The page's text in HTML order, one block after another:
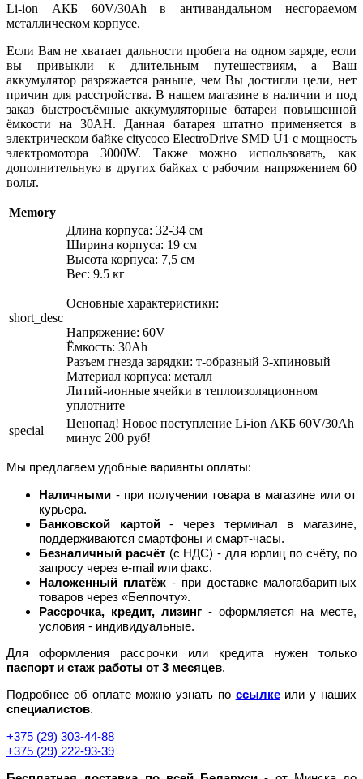
Li-ion АКБ 60V/30Ah
в антивандальном несгораемом
металлическом корпусе.
Если Вам не хватает дальности пробега на одном заряде, если
вы привыкли к длительным путешествиям, а Ваш
аккумулятор разряжается раньше, чем Вы достигли цели, нет
причин для расстройства. В нашем магазине в наличии и под
заказ быстросъёмные аккумуляторные батареи повышенной
ёмкости на 30АН. Данная батарея штатно применяется в
электрическом байке citycoco ElectroDrive SMD U1 с мощность
электромотора 3000W. Также можно использовать, как
дополнительную в других байках с рабочим напряжением 60
вольт.
Memory
short_desc
Длина корпуса: 32-34 см
Ширина корпуса: 19 см
Высота корпуса: 7,5 см
Вес: 9.5 кг
Основные характеристики:
Напряжение: 60V
Ёмкость: 30Ah
Разъем гнезда зарядки: т-образный 3-хпиновый
Материал корпуса: металл
Литий-ионные ячейки в теплоизоляционном
уплотните
special
Ценопад! Новое поступление Li-ion АКБ 60V/30Ah
минус 200 руб!
Мы предлагаем удобные варианты оплаты:
Наличными - при получении товара в магазине или от
курьера.
Банковской картой- через терминал в магазине,
поддерживаются смартфоны и смарт-часы.
Безналичный расчёт(с НДС) - для юрлиц по счёту, по
запросу через e-mail или факс.
Наложенный платёж - при доставке малогабаритных
товаров через «Белпочту».
Рассрочка, кредит, лизинг - оформляется на месте,
условия - индивидуальные.
Для оформления рассрочки или кредита нужен только
паспорт и стаж работы от 3 месяцев.
Подробнее об оплате можно узнать по ссылкеили у наших
специалистов.
+375 (29) 303-44-88
+375 (29) 222-93-39